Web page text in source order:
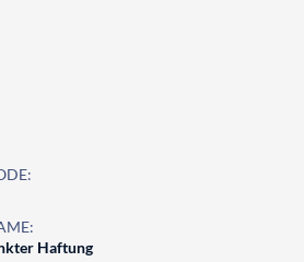
Haftung